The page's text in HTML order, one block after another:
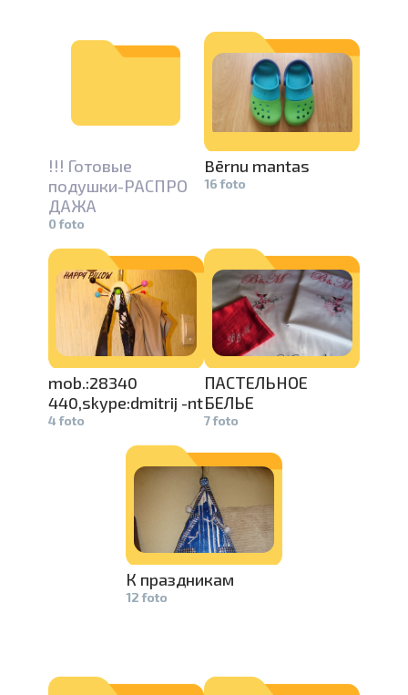
!!! Готовые
подушки-РА­СПРО
ДАЖА
0 foto
Bērnu mantas
16 foto
mob.:28340­
440,skype:­dmitrij -nt
4 foto
ПАСТЕЛЬНО­Е
БЕЛЬЕ
7 foto
К праздникам­
12 foto